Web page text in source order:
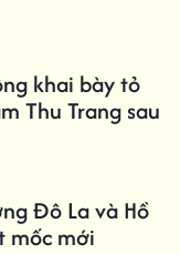
khai bày tỏ
Thu Trang sau
Đô La và Hồ
mốc mới